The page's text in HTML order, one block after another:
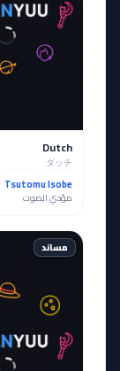
Dutch
ダッチ
Tsutomu Isobe
مؤدي الصوت
مساند